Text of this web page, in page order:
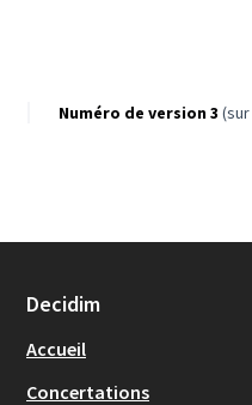
Numéro de version 3 (sur
Decidim
Accueil
Concertations